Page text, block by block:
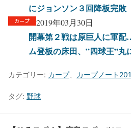
にジョンソン３回降板完敗
2019年03月30日
開幕第２戦は原巨人に軍
ム登板の床田、”四球王”丸
カテゴリー: カープ、 カープノート
タグ: 野球